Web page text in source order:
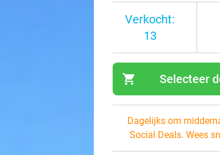
Verkocht:
13
shopping_cart Selecteer
Dagelijks om
Social Deals. Wees